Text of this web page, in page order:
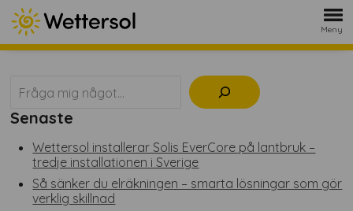
Meny
Senaste
Wettersol installerar Solis EverCore på lantbruk –
tredje installationen i Sverige
Så sänker du elräkningen – smarta lösningar som gör
verklig skillnad